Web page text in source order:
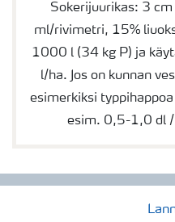
Sokerijuurikas: 3
ml/rivimetri, 15%
1000 l (34 kg P) ja
l/ha. Jos on kunnan
esimerkiksi
esim. 0,5-1,0 dl